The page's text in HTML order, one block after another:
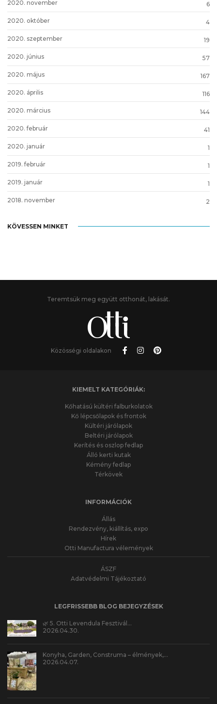
2020. november 6
2020. október 4
2020. szeptember 19
2020. június 57
2020. május 167
2020. április 116
2020. március 144
2020. február 41
2020. január 1
2019. február 1
2019. január 1
2018. november 2
KÖVESSEN MINKET
Teremtsük meg együtt otthonát, lakását.
Közösségi oldalakon
KIEMELT KATEGÓRIÁK:
Kőhatású kültéri falburkolatok
Kő lépcsőlapok és frontok
Kültéri járólapok
Beltéri járólapok
Kerítés és oszlop fedlap
Álló kerti kutak
Kémény fedlap
Térkövek
INFORMÁCIÓK
Állás
Rendezvény, kiállítás, expo
Hírek
Otti Manufactura vélemények
ÁSZF
Adatvédelmi Tájékoztató
LEGFRISSEBB BLOG BEJEGYZÉSEK
🌿 5. Otti Levendula Fesztivál…
2026.04.30.
Konyha, Garden, Construma – élmények,…
2026.04.07.